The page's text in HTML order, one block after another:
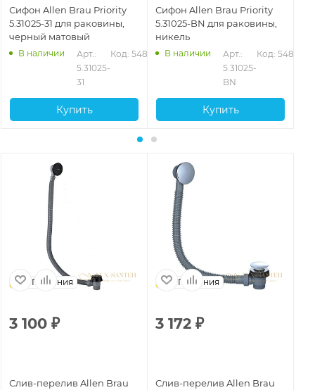
Сифон Allen Brau Priority
5.31025-31 для раковины,
черный матовый
В наличии
Арт.:
5.31025-
31
Код: 54876
Купить
Сифон Allen Brau Priority
5.31025-BN для раковины,
никель
В наличии
Арт.:
5.31025-
BN
Код: 54877
Купить
Германия
3 100 ₽
Слив-перелив Allen Brau
Германия
3 172 ₽
Слив-перелив Allen Brau